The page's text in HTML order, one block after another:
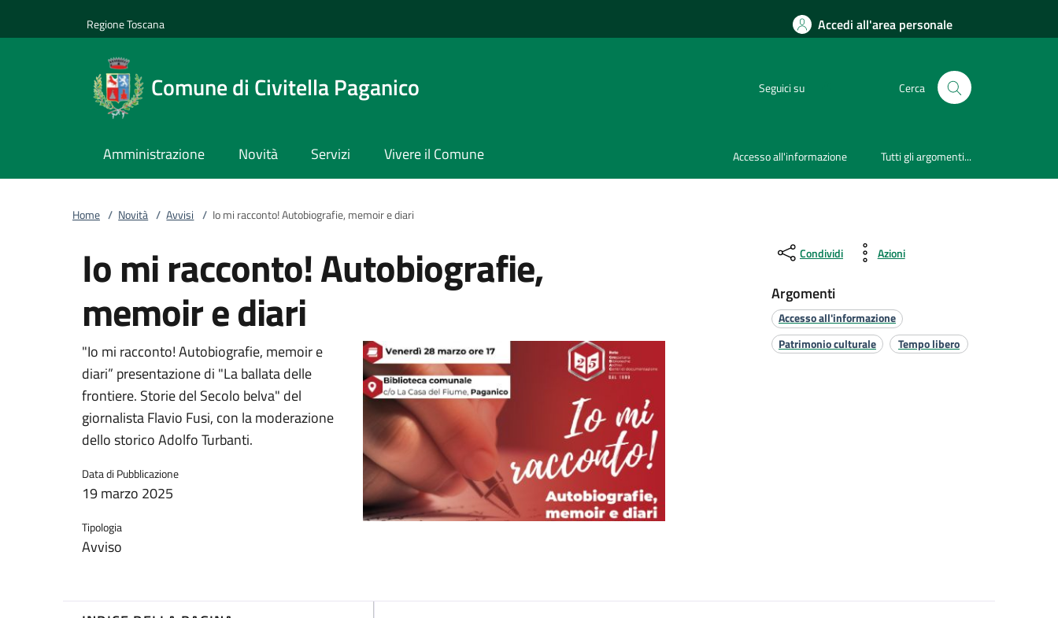
Regione Toscana Accedi all'area personale
Comune di Civitella Paganico Seguici su Cerca
Amministrazione Novità Servizi Vivere il Comune Accesso all'informazione Tutti gli argomenti...
Home / Novità / Avvisi / Io mi racconto! Autobiografie, memoir e diari
Io mi racconto! Autobiografie,
memoir e diari
"Io mi racconto! Autobiografie, memoir e
diari” presentazione di "La ballata delle
frontiere. Storie del Secolo belva" del
giornalista Flavio Fusi, con la moderazione
dello storico Adolfo Turbanti.
Data di Pubblicazione
19 marzo 2025
Tipologia
Avviso
Condividi Azioni
Argomenti
Accesso all'informazione
Patrimonio culturale
Tempo libero